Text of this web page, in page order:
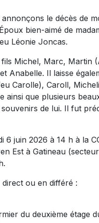
le décès de
bien-aimé de
Léonie Joncas.
Michel, Marc, Martin
Anabelle. Il laisse
Carolle), Caroll,
ainsi que plusieurs
de lui. Il fut
juin 2026 à 14 h à la
Est à Gatineau
ou en différé :
du deuxième étage